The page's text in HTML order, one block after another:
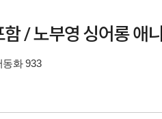
/ 노부영 싱어롱 애
화 933